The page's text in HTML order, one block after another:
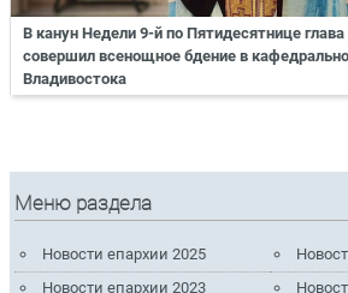
В канун Недели 9-й по Пятидесятнице
совершил всенощное бдение в
Владивостока
Меню раздела
Новости епархии 2025
Новости епархии 2023